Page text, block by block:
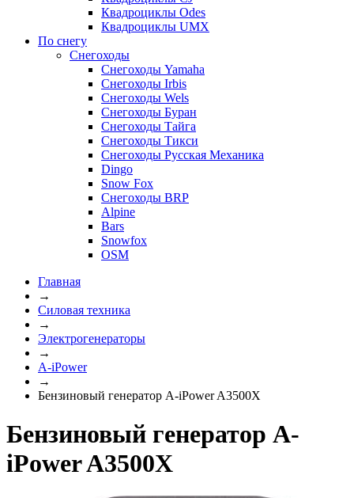
Квадроциклы Odes
Квадроциклы UMX
По снегу
Снегоходы
Снегоходы Yamaha
Снегоходы Irbis
Снегоходы Wels
Снегоходы Буран
Снегоходы Тайга
Снегоходы Тикси
Снегоходы Русская Механика
Dingo
Snow Fox
Снегоходы BRP
Alpine
Bars
Snowfox
OSM
Главная
→
Силовая техника
→
Электрогенераторы
→
A-iPower
→
Бензиновый генератор A-iPower A3500X
Бензиновый генератор A-
iPower A3500X